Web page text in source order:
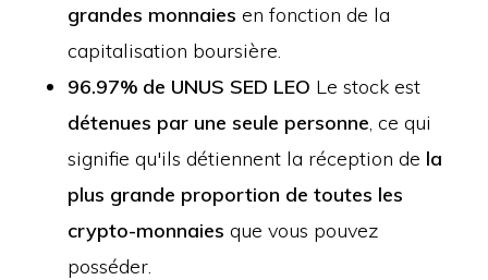
grandes monnaies en fonction de la
capitalisation boursière.
96.97% de UNUS SED LEO Le stock est
détenues par une seule personne, ce qui
signifie qu'ils détiennent la réception de la
plus grande proportion de toutes les
crypto-monnaiesque vous pouvez
posséder.